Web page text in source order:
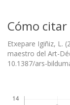
Cómo citar
Etxepare Igiñiz, L.
maestro del Art-
10.1387/ars-